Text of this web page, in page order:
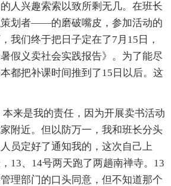
人兴趣索索以致所剩无几。在班长
划者——的磨破嘴皮，参加活动的
我们终于把日子定在了7月15日，
假义卖社会实践报告》。为了能尽
都把补课时间推到了15日以后。这
来是我的责任，因为开展卖书活动
附近。但以防万一，我和班长分头
员定好了通知我的，这次自己上
13、14号两天跑了两趟南禅寺。13
理部门的口头同意，但不知道那个